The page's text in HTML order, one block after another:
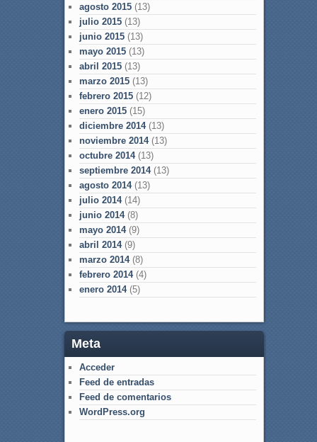
agosto 2015(13)
julio 2015(13)
junio 2015(13)
mayo 2015(13)
abril 2015(13)
marzo 2015(13)
febrero 2015(12)
enero 2015(15)
diciembre 2014(13)
noviembre 2014(13)
octubre 2014(13)
septiembre 2014(13)
agosto 2014(13)
julio 2014(14)
junio 2014(8)
mayo 2014(9)
abril 2014(9)
marzo 2014(8)
febrero 2014(4)
enero 2014(5)
Meta
Acceder
Feed de entradas
Feed de comentarios
WordPress.org